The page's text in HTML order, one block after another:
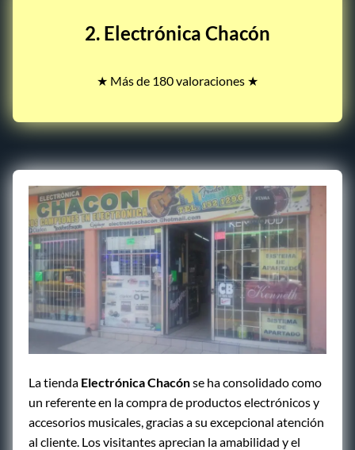
2. Electrónica Chacón
★ Más de 180 valoraciones ★
La tienda Electrónica Chacónse ha consolidado como
un referente en la compra de productos electrónicos y
accesorios musicales, gracias a su excepcional atención
al cliente. Los visitantes aprecian la amabilidad y el